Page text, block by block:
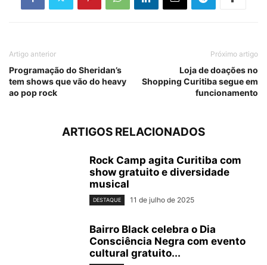
Artigo anterior
Programação do Sheridan’s
tem shows que vão do heavy
ao pop rock
Próximo artigo
Loja de doações no
Shopping Curitiba segue em
funcionamento
ARTIGOS RELACIONADOS
Rock Camp agita Curitiba com
show gratuito e diversidade
musical
DESTAQUE 11 de julho de 2025
Bairro Black celebra o Dia
Consciência Negra com evento
cultural gratuito...